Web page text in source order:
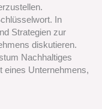
In
Strategien zur
diskutieren.
Nachhaltiges
eines Unternehmens,